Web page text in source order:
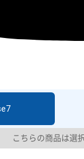
こちらの商品は選